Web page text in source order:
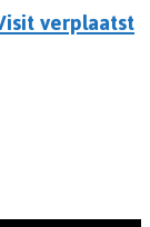
verplaatst